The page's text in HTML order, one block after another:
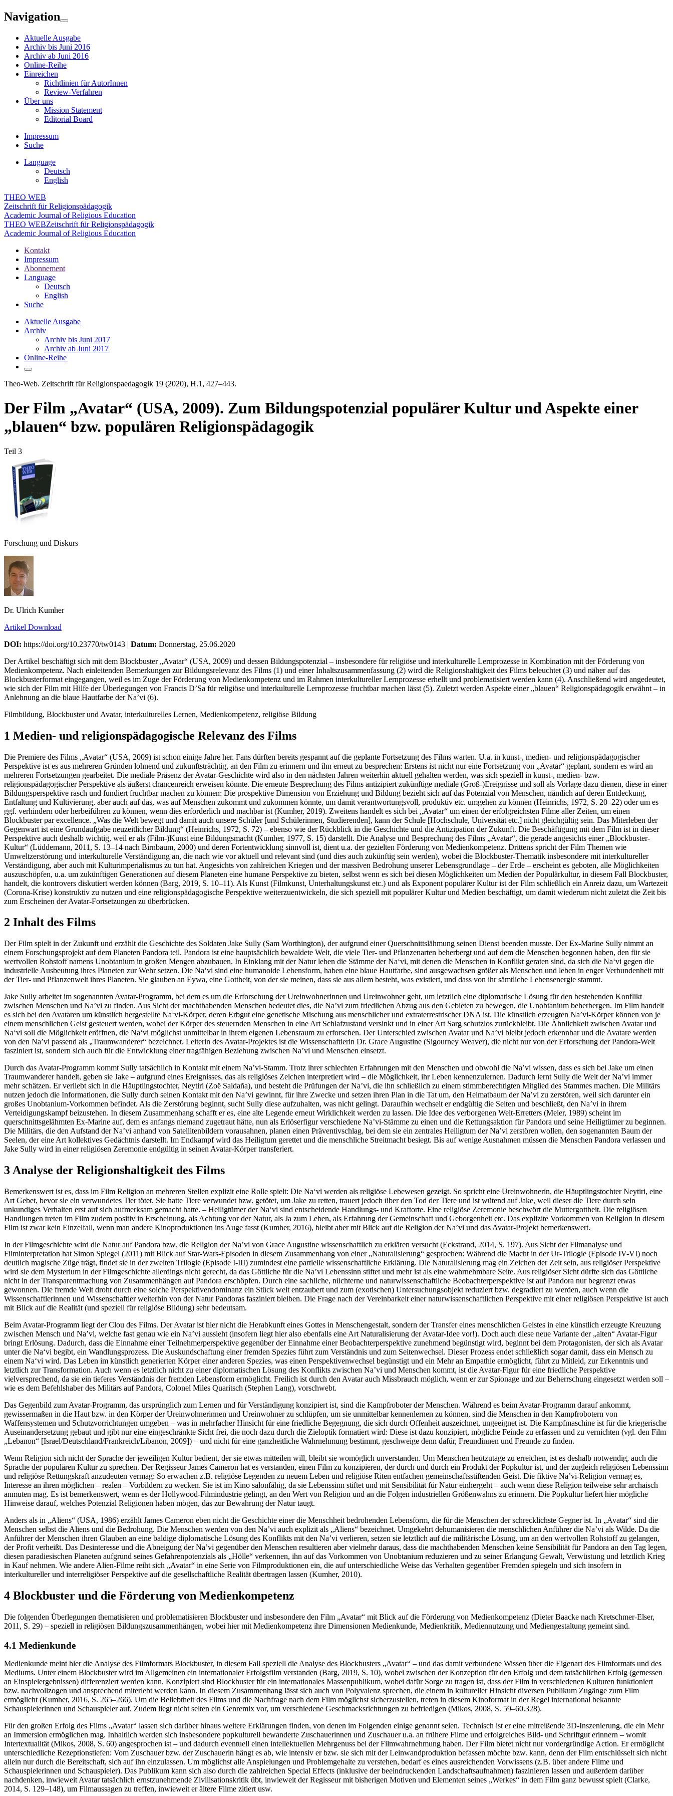
Navigation
Aktuelle Ausgabe
Archiv bis Juni 2016
Archiv ab Juni 2016
Online-Reihe
Einreichen
Richtlinien für AutorInnen
Review-Verfahren
Über uns
Mission Statement
Editorial Board
Impressum
Suche
Language
Deutsch
English
THEO WEB
Zeitschrift für Religionspädagogik
Academic Journal of Religious Education
THEO WEBZeitschrift für Religionspädagogik
Academic Journal of Religious Education
Kontakt
Impressum
Abonnement
Language
Deutsch
English
Suche
Aktuelle Ausgabe
Archiv
Archiv bis Juni 2017
Archiv ab Juni 2017
Online-Reihe
Theo-Web. Zeitschrift für Religionspaedagogik 19 (2020), H.1, 427–443.
Der Film „Avatar“ (USA, 2009). Zum Bildungspotenzial populärer Kultur und Aspekte einer
„blauen“ bzw. populären Religionspädagogik
Teil 3
Forschung und Diskurs
Dr. Ulrich Kumher
Artikel Download
DOI: https://doi.org/10.23770/tw0143 | Datum: Donnerstag, 25.06.2020
Der Artikel beschäftigt sich mit dem Blockbuster „Avatar“ (USA, 2009) und dessen Bildungspotenzial – insbesondere für religiöse und interkulturelle Lernprozesse in Kombination mit der Förderung von
Medienkompetenz. Nach einleitenden Bemerkungen zur Bildungsrelevanz des Films (1) und einer Inhaltszusammenfassung (2) wird die Religionshaltigkeit des Films beleuchtet (3) und näher auf das
Blockbusterformat eingegangen, weil es im Zuge der Förderung von Medienkompetenz und im Rahmen interkultureller Lernprozesse erhellt und problematisiert werden kann (4). Anschließend wird angedeutet,
wie sich der Film mit Hilfe der Überlegungen von Francis D’Sa für religiöse und interkulturelle Lernprozesse fruchtbar machen lässt (5). Zuletzt werden Aspekte einer „blauen“ Religionspädagogik erwähnt – in
Anlehnung an die blaue Hautfarbe der Na’vi (6).
Filmbildung, Blockbuster und Avatar, interkulturelles Lernen, Medienkompetenz, religiöse Bildung
1 Medien- und religionspädagogische Relevanz des Films
Die Premiere des Films „Avatar“ (USA, 2009) ist schon einige Jahre her. Fans dürften bereits gespannt auf die geplante Fortsetzung des Films warten. U.a. in kunst-, medien- und religionspädagogischer
Perspektive ist es aus mehreren Gründen lohnend und zukunftsträchtig, an den Film zu erinnern und ihn erneut zu besprechen: Erstens ist nicht nur eine Fortsetzung von „Avatar“ geplant, sondern es wird an
mehreren Fortsetzungen gearbeitet. Die mediale Präsenz der Avatar-Geschichte wird also in den nächsten Jahren weiterhin aktuell gehalten werden, was sich speziell in kunst-, medien- bzw.
religionspädagogischer Perspektive als äußerst chancenreich erweisen könnte. Die erneute Besprechung des Films antizipiert zukünftige mediale (Groß-)Ereignisse und soll als Vorlage dazu dienen, diese in einer
Bildungsperspektive rasch und fundiert fruchtbar machen zu können: Die prospektive Dimension von Erziehung und Bildung bezieht sich auf das Potenzial von Menschen, nämlich auf deren Entdeckung,
Entfaltung und Kultivierung, aber auch auf das, was auf Menschen zukommt und zukommen könnte, um damit verantwortungsvoll, produktiv etc. umgehen zu können (Heinrichs, 1972, S. 20–22) oder um es
ggf. verhindern oder herbeiführen zu können, wenn dies erforderlich und machbar ist (Kumher, 2019). Zweitens handelt es sich bei „Avatar“ um einen der erfolgreichsten Filme aller Zeiten, um einen
Blockbuster par excellence. „Was die Welt bewegt und damit auch unsere Schüler [und Schülerinnen, Studierenden], kann der Schule [Hochschule, Universität etc.] nicht gleichgültig sein. Das Miterleben der
Gegenwart ist eine Grundaufgabe neuzeitlicher Bildung“ (Heinrichs, 1972, S. 72) – ebenso wie der Rückblick in die Geschichte und die Antizipation der Zukunft. Die Beschäftigung mit dem Film ist in dieser
Perspektive auch deshalb wichtig, weil er als (Film-)Kunst eine Bildungsmacht (Kumher, 1977, S. 15) darstellt. Die Analyse und Besprechung des Films „Avatar“, die gerade angesichts einer „Blockbuster-
Kultur“ (Lüddemann, 2011, S. 13–14 nach Birnbaum, 2000) und deren Fortentwicklung sinnvoll ist, dient u.a. der gezielten Förderung von Medienkompetenz. Drittens spricht der Film Themen wie
Umweltzerstörung und interkulturelle Verständigung an, die nach wie vor aktuell und relevant sind (und dies auch zukünftig sein werden), wobei die Blockbuster-Thematik insbesondere mit interkultureller
Verständigung, aber auch mit Kulturimperialismus zu tun hat. Angesichts von zahlreichen Kriegen und der massiven Bedrohung unserer Lebensgrundlage – der Erde – erscheint es geboten, alle Möglichkeiten
auszuschöpfen, u.a. um zukünftigen Generationen auf diesem Planeten eine humane Perspektive zu bieten, selbst wenn es sich bei diesen Möglichkeiten um Medien der Populärkultur, in diesem Fall Blockbuster,
handelt, die kontrovers diskutiert werden können (Barg, 2019, S. 10–11). Als Kunst (Filmkunst, Unterhaltungskunst etc.) und als Exponent populärer Kultur ist der Film schließlich ein Anreiz dazu, um Wartezeit
(Corona-Krise) konstruktiv zu nutzen und eine religionspädagogische Perspektive weiterzuentwickeln, die sich speziell mit populärer Kultur und Medien beschäftigt, um damit wiederum nicht zuletzt die Zeit bis
zum Erscheinen der Avatar-Fortsetzungen zu überbrücken.
2 Inhalt des Films
Der Film spielt in der Zukunft und erzählt die Geschichte des Soldaten Jake Sully (Sam Worthington), der aufgrund einer Querschnittslähmung seinen Dienst beenden musste. Der Ex-Marine Sully nimmt an
einem Forschungsprojekt auf dem Planeten Pandora teil. Pandora ist eine hauptsächlich bewaldete Welt, die viele Tier- und Pflanzenarten beherbergt und auf dem die Menschen begonnen haben, den für sie
wertvollen Rohstoff namens Unobtanium in großen Mengen abzubauen. In Einklang mit der Natur leben die Stämme der Na‘vi, mit denen die Menschen in Konflikt geraten sind, da sich die Na‘vi gegen die
industrielle Ausbeutung ihres Planeten zur Wehr setzen. Die Na‘vi sind eine humanoide Lebensform, haben eine blaue Hautfarbe, sind ausgewachsen größer als Menschen und leben in enger Verbundenheit mit
der Tier- und Pflanzenwelt ihres Planeten. Sie glauben an Eywa, eine Gottheit, von der sie meinen, dass sie aus allem besteht, was existiert, und dass von ihr sämtliche Lebensenergie stammt.
Jake Sully arbeitet im sogenannten Avatar-Programm, bei dem es um die Erforschung der Ureinwohnerinnen und Ureinwohner geht, um letztlich eine diplomatische Lösung für den bestehenden Konflikt
zwischen Menschen und Na’vi zu finden. Aus Sicht der machthabenden Menschen bedeutet dies, die Na’vi zum friedlichen Abzug aus den Gebieten zu bewegen, die Unobtanium beherbergen. Im Film handelt
es sich bei den Avataren um künstlich hergestellte Na‘vi-Körper, deren Erbgut eine genetische Mischung aus menschlicher und extraterrestrischer DNA ist. Die künstlich erzeugten Na’vi-Körper können von je
einem menschlichen Geist gesteuert werden, wobei der Körper des steuernden Menschen in eine Art Schlafzustand versinkt und in einer Art Sarg schutzlos zurückbleibt. Die Ähnlichkeit zwischen Avatar und
Na‘vi soll die Möglichkeit eröffnen, die Na‘vi möglichst unmittelbar in ihrem eigenen Lebensraum zu erforschen. Der Unterschied zwischen Avatar und Na’vi bleibt jedoch erkennbar und die Avatare werden
von den Na’vi passend als „Traumwanderer“ bezeichnet. Leiterin des Avatar-Projektes ist die Wissenschaftlerin Dr. Grace Augustine (Sigourney Weaver), die nicht nur von der Erforschung der Pandora-Welt
fasziniert ist, sondern sich auch für die Entwicklung einer tragfähigen Beziehung zwischen Na’vi und Menschen einsetzt.
Durch das Avatar-Programm kommt Sully tatsächlich in Kontakt mit einem Na’vi-Stamm. Trotz ihrer schlechten Erfahrungen mit den Menschen und obwohl die Na’vi wissen, dass es sich bei Jake um einen
Traumwanderer handelt, geben sie Jake – aufgrund eines Ereignisses, das als religiöses Zeichen interpretiert wird – die Möglichkeit, ihr Leben kennenzulernen. Dadurch lernt Sully die Welt der Na’vi immer
mehr schätzen. Er verliebt sich in die Häuptlingstochter, Neytiri (Zoë Saldaña), und besteht die Prüfungen der Na’vi, die ihn schließlich zu einem stimmberechtigten Mitglied des Stammes machen. Die Militärs
nutzen jedoch die Informationen, die Sully durch seinen Kontakt mit den Na’vi gewinnt, für ihre Zwecke und setzen ihren Plan in die Tat um, den Heimatbaum der Na’vi zu zerstören, weil sich darunter ein
großes Unobtanium-Vorkommen befindet. Als die Zerstörung beginnt, sucht Sully diese aufzuhalten, was nicht gelingt. Daraufhin wechselt er endgültig die Seiten und beschließt, den Na’vi in ihrem
Verteidigungskampf beizustehen. In diesem Zusammenhang schafft er es, eine alte Legende erneut Wirklichkeit werden zu lassen. Die Idee des verborgenen Welt-Erretters (Meier, 1989) scheint im
querschnittsgelähmten Ex-Marine auf, dem es anfangs niemand zugetraut hätte, nun als Erlöserfigur verschiedene Na’vi-Stämme zu einen und die Rettungsaktion für Pandora und seine Heiligtümer zu beginnen.
Die Militärs, die den Aufstand der Na’vi anhand von Satellitenbildern vorausahnen, planen einen Präventivschlag, bei dem sie ein zentrales Heiligtum der Na’vi zerstören wollen, den sogenannten Baum der
Seelen, der eine Art kollektives Gedächtnis darstellt. Im Endkampf wird das Heiligtum gerettet und die menschliche Streitmacht besiegt. Bis auf wenige Ausnahmen müssen die Menschen Pandora verlassen und
Jake Sully wird in einer religiösen Zeremonie endgültig in seinen Avatar-Körper transferiert.
3 Analyse der Religionshaltigkeit des Films
Bemerkenswert ist es, dass im Film Religion an mehreren Stellen explizit eine Rolle spielt: Die Na‘vi werden als religiöse Lebewesen gezeigt. So spricht eine Ureinwohnerin, die Häuptlingstochter Neytiri, eine
Art Gebet, bevor sie ein verwundetes Tier tötet. Sie hatte Tiere verwundet bzw. getötet, um Jake zu retten, trauert jedoch über den Tod der Tiere und ist wütend auf Jake, weil dieser die Tiere durch sein
unkundiges Verhalten erst auf sich aufmerksam gemacht hatte. – Heiligtümer der Na‘vi sind entscheidende Handlungs- und Kraftorte. Eine religiöse Zeremonie beschwört die Muttergottheit. Die religiösen
Handlungen treten im Film zudem positiv in Erscheinung, als Achtung vor der Natur, als Ja zum Leben, als Erfahrung der Gemeinschaft und Geborgenheit etc. Das explizite Vorkommen von Religion in diesem
Film ist zwar kein Einzelfall, wenn man andere Kinoproduktionen ins Auge fasst (Kumher, 2016), bleibt aber mit Blick auf die Religion der Na’vi und das Avatar-Projekt bemerkenswert.
In der Filmgeschichte wird die Natur auf Pandora bzw. die Religion der Na’vi von Grace Augustine wissenschaftlich zu erklären versucht (Eckstrand, 2014, S. 197). Aus Sicht der Filmanalyse und
Filminterpretation hat Simon Spiegel (2011) mit Blick auf Star-Wars-Episoden in diesem Zusammenhang von einer „Naturalisierung“ gesprochen: Während die Macht in der Ur-Trilogie (Episode IV-VI) noch
deutlich magische Züge trägt, findet sie in der zweiten Trilogie (Episode I-III) zumindest eine partielle wissenschaftliche Erklärung. Die Naturalisierung mag ein Zeichen der Zeit sein, aus religiöser Perspektive
wird sie dem Mysterium in der Filmgeschichte allerdings nicht gerecht, da das Göttliche für die Na’vi Lebenssinn stiftet und mehr ist als eine wahrnehmbare Seite. Aus religiöser Sicht dürfte sich das Göttliche
nicht in der Transparentmachung von Zusammenhängen auf Pandora erschöpfen. Durch eine sachliche, nüchterne und naturwissenschaftliche Beobachterperspektive ist auf Pandora nur begrenzt etwas
gewonnen. Die fremde Welt droht durch eine solche Perspektivendominanz ein Stück weit entzaubert und zum (exotischen) Untersuchungsobjekt reduziert bzw. degradiert zu werden, auch wenn die
Wissenschaftlerinnen und Wissenschaftler weiterhin von der Natur Pandoras fasziniert bleiben. Die Frage nach der Vereinbarkeit einer naturwissenschaftlichen Perspektive mit einer religiösen Perspektive ist auch
mit Blick auf die Realität (und speziell für religiöse Bildung) sehr bedeutsam.
Beim Avatar-Programm liegt der Clou des Films. Der Avatar ist hier nicht die Herabkunft eines Gottes in Menschengestalt, sondern der Transfer eines menschlichen Geistes in eine künstlich erzeugte Kreuzung
zwischen Mensch und Na’vi, welche fast genau wie ein Na’vi aussieht (insofern liegt hier also ebenfalls eine Art Naturalisierung der Avatar-Idee vor!). Doch auch diese neue Variante der „alten“ Avatar-Figur
bringt Erlösung. Dadurch, dass die Einnahme einer Teilnehmerperspektive gegenüber der Einnahme einer Beobachterperspektive zunehmend begünstigt wird, beginnt bei dem Protagonisten, der sich als Avatar
unter die Na‘vi begibt, ein Wandlungsprozess. Die Auskundschaftung einer fremden Spezies führt zum Verständnis und zum Seitenwechsel. Dieser Prozess endet schließlich sogar damit, dass ein Mensch zu
einem Na‘vi wird. Das Leben im künstlich generierten Körper einer anderen Spezies, was einen Perspektivenwechsel begünstigt und ein Mehr an Empathie ermöglicht, führt zu Mitleid, zur Erkenntnis und
letztlich zur Transformation. Auch wenn es letztlich nicht zu einer diplomatischen Lösung des Konflikts zwischen Na’vi und Menschen kommt, ist die Avatar-Figur für eine friedliche Perspektive
vielversprechend, da sie ein tieferes Verständnis der fremden Lebensform ermöglicht. Freilich ist durch den Avatar auch Missbrauch möglich, wenn er zur Spionage und zur Beherrschung eingesetzt werden soll –
wie es dem Befehlshaber des Militärs auf Pandora, Colonel Miles Quaritsch (Stephen Lang), vorschwebt.
Das Gegenbild zum Avatar-Programm, das ursprünglich zum Lernen und für Verständigung konzipiert ist, sind die Kampfroboter der Menschen. Während es beim Avatar-Programm darauf ankommt,
gewissermaßen in die Haut bzw. in den Körper der Ureinwohnerinnen und Ureinwohner zu schlüpfen, um sie unmittelbar kennenlernen zu können, sind die Menschen in den Kampfrobotern von
Waffensystemen und Schutzvorrichtungen umgeben – was in mehrfacher Hinsicht für eine friedliche Begegnung, die sich durch Offenheit auszeichnet, ungeeignet ist. Die Kampfmaschine ist für die kriegerische
Auseinandersetzung gebaut und gibt nur eine eingeschränkte Sicht frei, die noch dazu durch die Zieloptik formatiert wird: Diese ist dazu konzipiert, mögliche Feinde zu erfassen und zu vernichten (vgl. den Film
„Lebanon“ [Israel/Deutschland/Frankreich/Libanon, 2009]) – und nicht für eine ganzheitliche Wahrnehmung bestimmt, geschweige denn dafür, Freundinnen und Freunde zu finden.
Wenn Religion sich nicht der Sprache der jeweiligen Kultur bedient, der sie etwas mitteilen will, bleibt sie womöglich unverstanden. Um Menschen heutzutage zu erreichen, ist es deshalb notwendig, auch die
Sprache der populären Kultur zu sprechen. Der Regisseur James Cameron hat es verstanden, einen Film zu konzipieren, der durch und durch ein Produkt der Popkultur ist, und der zugleich religiösen Lebenssinn
und religiöse Rettungskraft anzudeuten vermag: So erwachen z.B. religiöse Legenden zu neuem Leben und religiöse Riten entfachen gemeinschaftsstiftenden Geist. Die fiktive Na’vi-Religion vermag es,
Interesse an ihren möglichen – realen – Vorbildern zu wecken. Sie ist im Kino salonfähig, da sie Lebenssinn stiftet und mit Sensibilität für Natur einhergeht – auch wenn diese Religion teilweise sehr archaisch
anmuten mag. Es ist bemerkenswert, wenn es der Hollywood-Filmindustrie gelingt, an den Wert von Religion und an die Folgen industriellen Größenwahns zu erinnern. Die Popkultur liefert hier mögliche
Hinweise darauf, welches Potenzial Religionen haben mögen, das zur Bewahrung der Natur taugt.
Anders als in „Aliens“ (USA, 1986) erzählt James Cameron eben nicht die Geschichte einer die Menschheit bedrohenden Lebensform, die für die Menschen der schrecklichste Gegner ist. In „Avatar“ sind die
Menschen selbst die Aliens und die Bedrohung. Die Menschen werden von den Na’vi auch explizit als „Aliens“ bezeichnet. Umgekehrt dehumanisieren die menschlichen Anführer die Na’vi als Wilde. Da die
Anführer der Menschen ihren Glauben an eine baldige diplomatische Lösung des Konflikts mit den Na’vi verlieren, setzen sie letztlich auf die militärische Lösung, um an den wertvollen Rohstoff zu gelangen,
der Profit verheißt. Das Desinteresse und die Abneigung der Na’vi gegenüber den Menschen resultieren aber vielmehr daraus, dass die machthabenden Menschen keine Sensibilität für Pandora an den Tag legen,
diesen paradiesischen Planeten aufgrund seines Gefahrenpotenzials als „Hölle“ verkennen, ihn auf das Vorkommen von Unobtanium reduzieren und zu seiner Erlangung Gewalt, Verwüstung und letztlich Krieg
in Kauf nehmen. Wie andere Alien-Filme reiht sich „Avatar“ in eine Serie von Filmproduktionen ein, die auf unterschiedliche Weise das Verhalten gegenüber Fremden spiegeln und sich insofern in
interkultureller und interreligiöser Perspektive auf die gesellschaftliche Realität übertragen lassen (Kumher, 2010).
4 Blockbuster und die Förderung von Medienkompetenz
Die folgenden Überlegungen thematisieren und problematisieren Blockbuster und insbesondere den Film „Avatar“ mit Blick auf die Förderung von Medienkompetenz (Dieter Baacke nach Kretschmer-Elser,
2011, S. 29) – speziell in religiösen Bildungszusammenhängen, wobei hier mit Medienkompetenz ihre Dimensionen Medienkunde, Medienkritik, Mediennutzung und Mediengestaltung gemeint sind.
4.1 Medienkunde
Medienkunde meint hier die Analyse des Filmformats Blockbuster, in diesem Fall speziell die Analyse des Blockbusters „Avatar“ – und das damit verbundene Wissen über die Eigenart des Filmformats und des
Mediums. Unter einem Blockbuster wird im Allgemeinen ein internationaler Erfolgsfilm verstanden (Barg, 2019, S. 10), wobei zwischen der Konzeption für den Erfolg und dem tatsächlichen Erfolg (gemessen
an Einspielergebnissen) differenziert werden kann. Konzipiert sind Blockbuster für ein internationales Massenpublikum, wobei dafür Sorge zu tragen ist, dass der Film in verschiedenen Kulturen funktioniert
bzw. nachvollzogen und ansprechend miterlebt werden kann. In diesem Zusammenhang lässt sich auch von Polyvalenz sprechen, die einem in kultureller Hinsicht diversen Publikum Zugänge zum Film
ermöglicht (Kumher, 2016, S. 265–266). Um die Beliebtheit des Films und die Nachfrage nach dem Film möglichst sicherzustellen, treten in diesem Kinoformat in der Regel international bekannte
Schauspielerinnen und Schauspieler auf. Zudem liegt nicht selten ein Genremix vor, um verschiedene Geschmacksrichtungen zu befriedigen (Mikos, 2008, S. 59–60.328).
Für den großen Erfolg des Films „Avatar“ lassen sich darüber hinaus weitere Erklärungen finden, von denen im Folgenden einige genannt seien. Technisch ist er eine mitreißende 3D-Inszenierung, die ein Mehr
an Immersion ermöglichen mag. Inhaltlich werden sich insbesondere popkulturell bewanderte Zuschauerinnen und Zuschauer u.a. an frühere Filme und erfolgreiches Bild- und Schriftgut erinnern – womit
Intertextualität (Mikos, 2008, S. 60) angesprochen ist – und dadurch eventuell einen intellektuellen Mehrgenuss bei der Filmwahrnehmung haben. Der Film bietet nicht nur vordergründige Action. Er ermöglicht
unterschiedliche Rezeptionstiefen: Vom Zuschauer bzw. der Zuschauerin hängt es ab, wie intensiv er bzw. sie sich mit der Leinwandproduktion befassen möchte bzw. kann, denn der Film entschlüsselt sich nicht
allein nur durch die Bereitschaft, sich auf ihn einzulassen. Um möglichst alle Anspielungen und Problemgehalte zu verstehen, bedarf es eines ausreichenden Vorwissens (z.B. über andere Filme und
Schauspielerinnen und Schauspieler). Das Publikum kann sich also durch die zahlreichen Special Effects (inklusive der beeindruckenden Landschaftsaufnahmen) faszinieren lassen und außerdem darüber
nachdenken, inwieweit Avatar tatsächlich ernstzunehmende Zivilisationskritik übt, inwieweit der Regisseur mit bisherigen Motiven und Elementen seines „Werkes“ in dem Film ganz bewusst spielt (Clarke,
2014, S. 129–148), um Filmaussagen zu treffen, inwieweit er ältere Filme zitiert usw.